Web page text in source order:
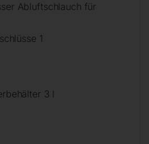
Abluftschlauch für
1
3 l